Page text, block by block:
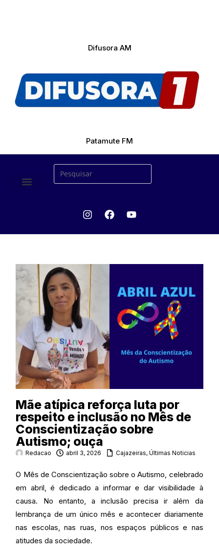
Difusora AM
Patamute FM
Mãe atípica reforça luta por
respeito e inclusão no Mês de
Conscientização sobre
Autismo; ouça
Redacao abril 3, 2026 Cajazeiras,Últimas Noticias
O Mês de Conscientização sobre o Autismo, celebrado
em abril, é dedicado a informar e dar visibilidade à
causa. No entanto, a inclusão precisa ir além da
lembrança de um único mês e acontecer diariamente
nas escolas, nas ruas, nos espaços públicos e nas
atitudes da sociedade.